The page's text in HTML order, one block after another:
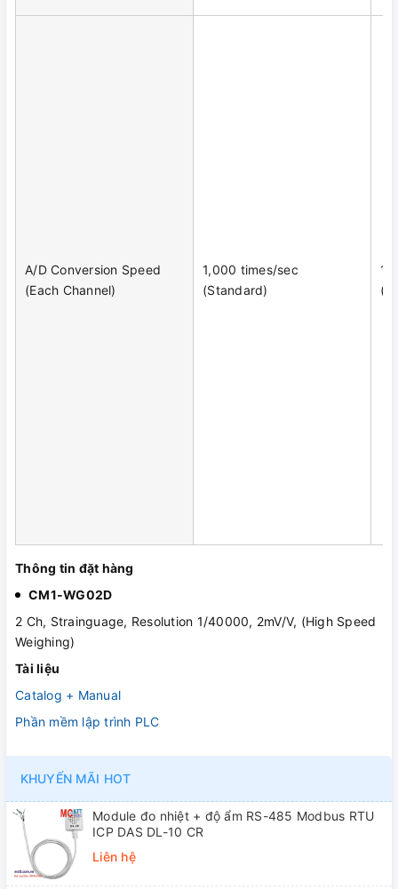
A/D Conversion Speed
(Each Channel)
1,000 times/sec
(Standard)
Thông tin đặt hàng
CM1-WG02D
2 Ch, Strainguage, Resolution 1/40000, 2mV/V, (High Speed
Weighing)
Tài liệu
Catalog + Manual
Phần mềm lập trình PLC
KHUYẾN MÃI HOT
Module đo nhiệt + độ ẩm RS-485 Modbus RTU
ICP DAS DL-10 CR
Liên hệ